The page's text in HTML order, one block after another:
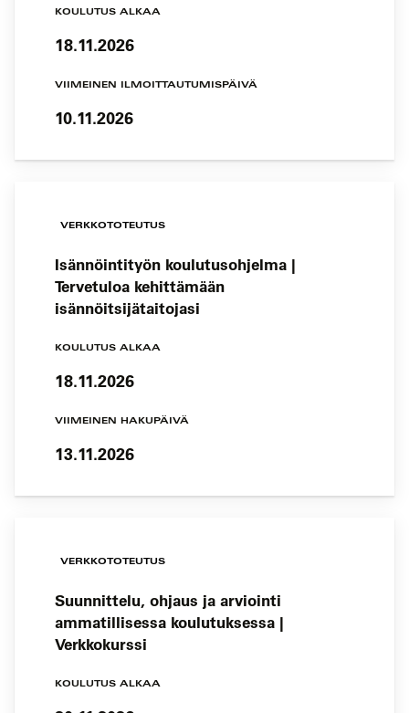
KOULUTUS ALKAA
18.11.2026
VIIMEINEN ILMOITTAUTUMISPÄIVÄ
10.11.2026
VERKKOTOTEUTUS
Isännöintityön koulutusohjelma |
Tervetuloa kehittämään
isännöitsijätaitojasi
KOULUTUS ALKAA
18.11.2026
VIIMEINEN HAKUPÄIVÄ
13.11.2026
VERKKOTOTEUTUS
Suunnittelu, ohjaus ja arviointi
ammatillisessa koulutuksessa |
Verkkokurssi
KOULUTUS ALKAA